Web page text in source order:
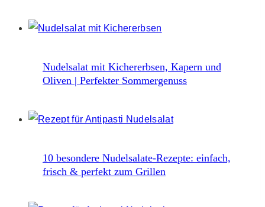
Nudelsalat mit Kichererbsen, Kapern und
Oliven | Perfekter Sommergenuss
10 besondere Nudelsalate-Rezepte: einfach,
frisch & perfekt zum Grillen